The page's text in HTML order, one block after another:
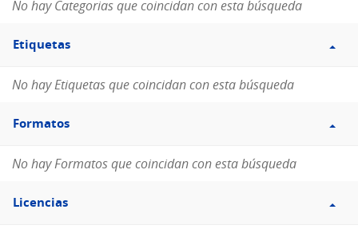
No hay Categorias que coincidan con esta búsqueda
Filtro
Etiquetas
Etiquetas
No hay Etiquetas que coincidan con esta búsqueda
Filtro
Formatos
Formatos
No hay Formatos que coincidan con esta búsqueda
Filtro
Licencias
Licencias